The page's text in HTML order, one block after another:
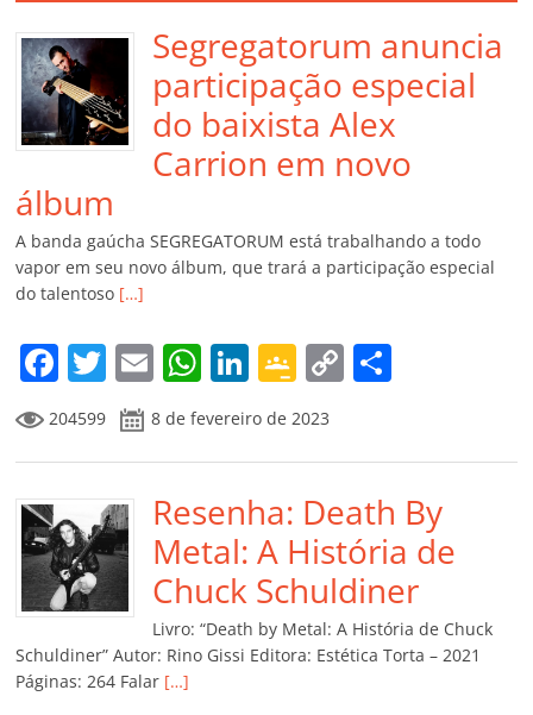
Segregatorum anuncia
participação especial
do baixista Alex
Carrion em novo
álbum
A banda gaúcha SEGREGATORUM está trabalhando a todo
vapor em seu novo álbum, que trará a participação especial
do talentoso […]
F
a
c
e
b
o
o
k
T
w
itt
er
E
m
ai
l
W
at
s
A
p
p
Li
k
e
dI
n
G
o
o
gl
e
Cl
a
ss
ro
C
y
Li
n
k
p
ar
til
h
ar
204599 8 de fevereiro de 2023
Resenha: Death By
Metal: A História de
Chuck Schuldiner
Livro: “Death by Metal: A História de Chuck
Schuldiner” Autor: Rino Gissi Editora: Estética Torta – 2021
Páginas: 264 Falar […]